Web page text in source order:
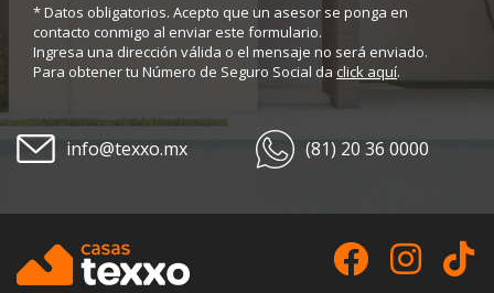
* Datos obligatorios. Acepto que un asesor se ponga en
contacto conmigo al enviar este formulario.
Ingresa una dirección válida o el mensaje no será enviado.
Para obtener tu Número de Seguro Social da click aquí.
info@texxo.mx (81) 20 36 0000